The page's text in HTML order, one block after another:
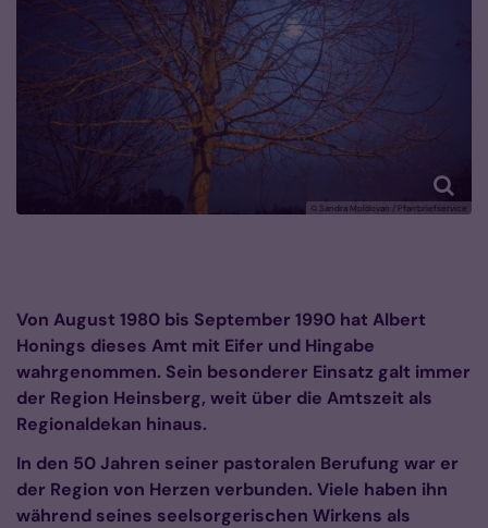
© Sandra Moldovan / Pfarrbriefservice
Von August 1980 bis September 1990 hat Albert
Honings dieses Amt mit Eifer und Hingabe
wahrgenommen. Sein besonderer Einsatz galt immer
der Region Heinsberg, weit über die Amtszeit als
Regionaldekan hinaus.
In den 50 Jahren seiner pastoralen Berufung war er
der Region von Herzen verbunden. Viele haben ihn
während seines seelsorgerischen Wirkens als